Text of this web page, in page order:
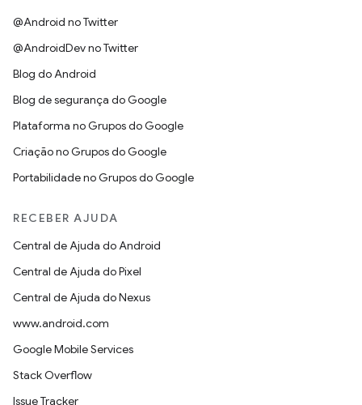
@Android no Twitter
@AndroidDev no Twitter
Blog do Android
Blog de segurança do Google
Plataforma no Grupos do Google
Criação no Grupos do Google
Portabilidade no Grupos do Google
RECEBER AJUDA
Central de Ajuda do Android
Central de Ajuda do Pixel
Central de Ajuda do Nexus
www.android.com
Google Mobile Services
Stack Overflow
Issue Tracker